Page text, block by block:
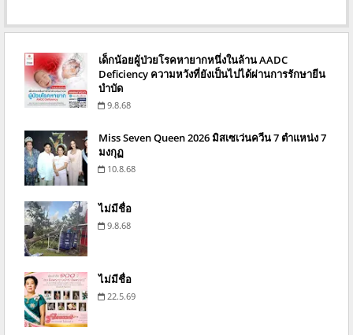
เด็กน้อยผู้ป่วยโรคหายากหนึ่งในล้าน AADC
Deficiency ความหวังที่ยังเป็นไปได้ผ่านการรักษายีน
บำบัด
9.8.68
Miss Seven Queen 2026 มิสเซเว่นควีน 7 ตำแหน่ง 7
มงกุฏ
10.8.68
ไม่มีชื่อ
9.8.68
ไม่มีชื่อ
22.5.69